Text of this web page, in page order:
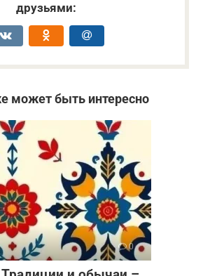
друзьями:
может быть интересно
0